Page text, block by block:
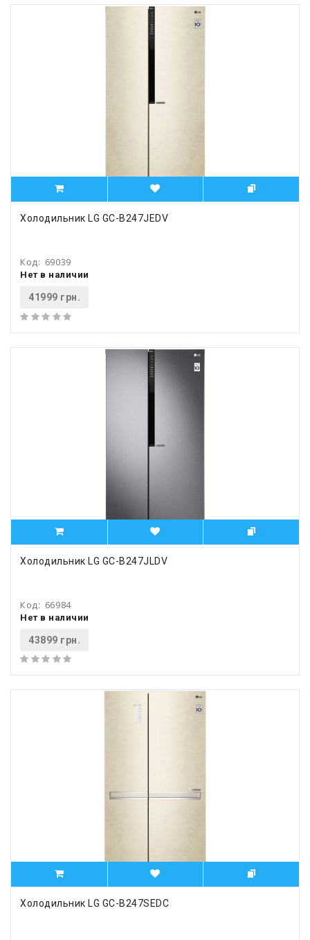
Холодильник LG GC-B247JEDV
Код: 69039
Нет в наличии
41999 грн.
Холодильник LG GC-B247JLDV
Код: 66984
Нет в наличии
43899 грн.
Холодильник LG GC-B247SEDC